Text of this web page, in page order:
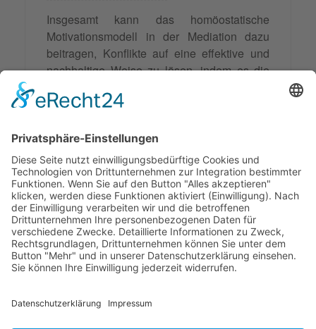
Insgesamt kann das homöostatische
Motivationsmodell in der Mediation dazu
beitragen, Konflikte auf eine effektive und
nachhaltige Weise zu lösen, indem es die
berücksichtigt und eine Balance zwischen
Es ist ein nützliches Konzept, das
Mediatoren dabei unterstützen kann,
Konflikte erfolgreich zu vermitteln und
langfristige Lösungen zu finden.
© 2026 Frank Hartung Ihr Mediator bei Konflikten in Familie,